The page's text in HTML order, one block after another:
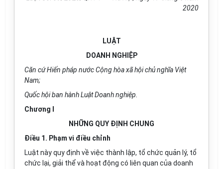
2020
LUẬT
DOANH NGHIỆP
Căn cứ Hiến pháp nước Cộng hòa xã hội chủ nghĩa Việt
Nam;
Quốc hội ban hành Luật Doanh nghiệp.
Chương I
NHỮNG QUY ĐỊNH CHUNG
Điều 1. Phạm vi điều chỉnh
Luật này quy định về việc thành lập, tổ chức quản lý, tổ
chức lại, giải thể và hoạt động có liên quan của doanh